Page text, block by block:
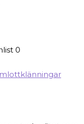
0